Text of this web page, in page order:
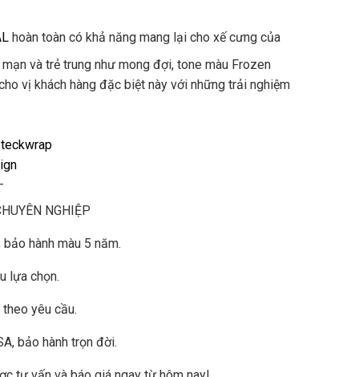
hoàn toàn có khả năng mang lại cho xế cưng của
và trẻ trung như mong đợi, tone màu Frozen
vị khách hàng đặc biệt này với những trải nghiệm
NGHIỆP
hành màu 5 năm.
lựa chọn.
yêu cầu.
bảo hành trọn đời.